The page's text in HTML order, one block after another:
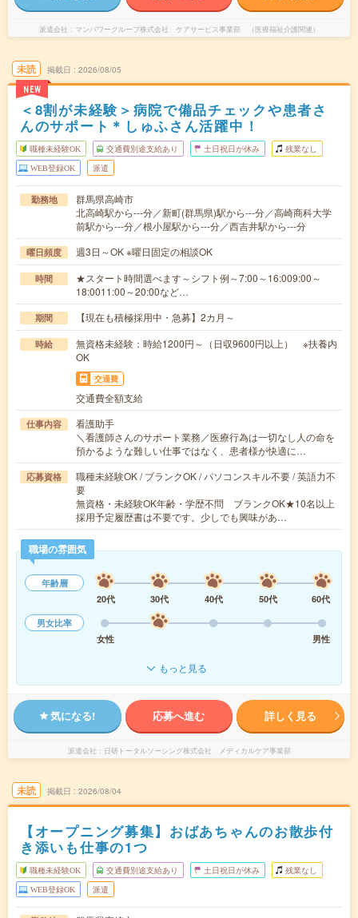
派遣会社 マンパワーグループ株式会社 ケアサービス事業部 （医療福祉介護関連）
未読
NEW
掲載日 2026/08/05
＜8割が未経験＞病院で備品チェックや患者さ
んのサポート＊しゅふさん活躍中！
職種未経験OK 交通費別途支給あり 土日祝日が休み 残業なし
WEB登録OK 派遣
勤務地
群馬県高崎市
北高崎駅から---分／新町(群馬県)駅から---分／高崎商科大学
前駅から---分／根小屋駅から---分／西吉井駅から---分
曜日頻度 週3日～OK ※曜日固定の相談OK
時間
★スタート時間選べます～シフト例～7:00～16:009:00～
18:0011:00～20:00など…
期間 【現在も積極採用中・急募】2カ月～
時給
無資格未経験：時給1200円～（日収9600円以上） ※扶養内
OK
交通費
交通費全額支給
仕事内容
看護助手
＼看護師さんのサポート業務／医療行為は一切なし人の命を
預かるような難しい仕事ではなく、患者様が快適に…
応募資格
職種未経験OK / ブランクOK / パソコンスキル不要 / 英語力不
要
無資格・未経験OK年齢・学歴不問 ブランクOK★10名以上
採用予定履歴書は不要です。少しでも興味があ…
職場の雰囲気
年齢層
20代
30代 40代 50代
60代
男女比率
女性
男性
もっと見る
気になる! 応募へ進む 詳しく見る
派遣会社 日研トータルソーシング株式会社 メディカルケア事業部
未読 掲載日 2026/08/04
【オープニング募集】おばあちゃんのお散歩付
き添いも仕事の1つ
職種未経験OK 交通費別途支給あり 土日祝日が休み 残業なし
WEB登録OK 派遣